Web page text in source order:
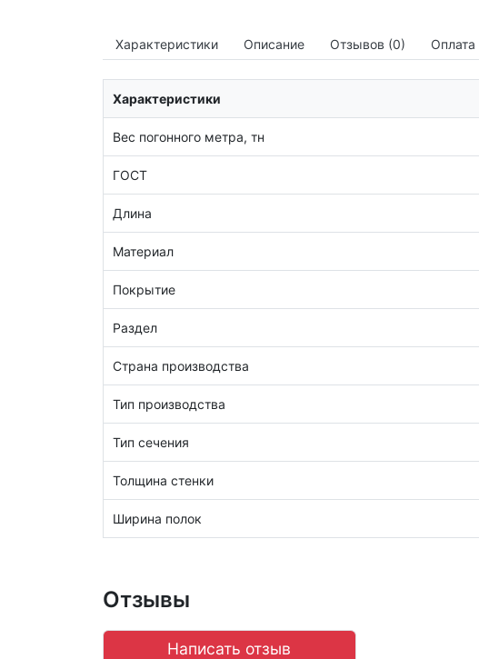
Характеристики Описание Отзывов (0) Оплата
Характеристики
Вес погонного метра, тн
ГОСТ
Длина
Материал
Покрытие
Раздел
Страна производства
Тип производства
Тип сечения
Толщина стенки
Ширина полок
Отзывы
Написать отзыв